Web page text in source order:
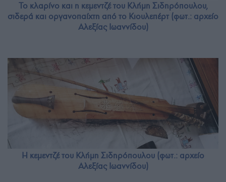
Το κλαρίνο και η κεμεντζέ του Κλήμη Σιδηρόπουλου,
σιδερά και οργανοπαίχτη από το Κιουλεπέρτ (φωτ.: αρχείο
Αλεξίας Ιωαννίδου)
Η κεμεντζέ του Κλήμη Σιδηρόπουλου (φωτ.: αρχείο
Αλεξίας Ιωαννίδου)